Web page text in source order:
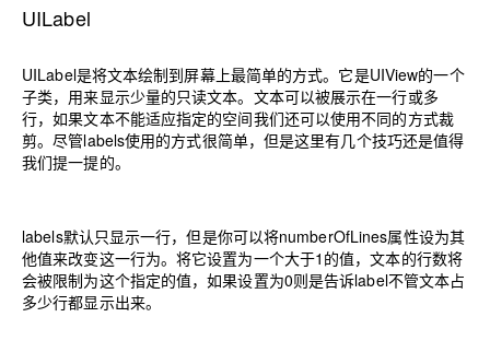
UILabel
UILabel是将文本绘制到屏幕上最简单的方式。它是UIView的一个
子类，用来显示少量的只读文本。文本可以被展示在一行或多
行，如果文本不能适应指定的空间我们还可以使用不同的方式裁
剪。尽管labels使用的方式很简单，但是这里有几个技巧还是值得
我们提一提的。
labels默认只显示一行，但是你可以将numberOfLines属性设为其
他值来改变这一行为。将它设置为一个大于1的值，文本的行数将
会被限制为这个指定的值，如果设置为0则是告诉label不管文本占
多少行都显示出来。